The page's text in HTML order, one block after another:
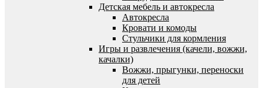
Детская мебель и автокресла
Автокресла
Кровати и комоды
Стульчики для кормления
Игры и развлечения (качели, вожжи,
качалки)
Вожжи, прыгунки, переноски
для детей